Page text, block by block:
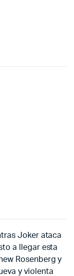
Joker ataca
a llegar esta
Rosenberg y
y violenta